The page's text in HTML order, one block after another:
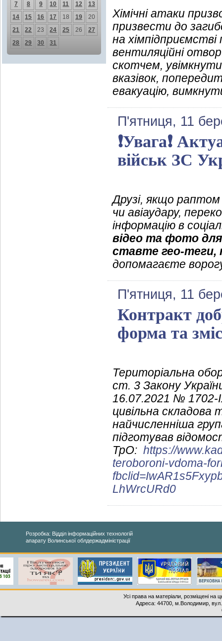
7
8 9 10 11 12
13
14
15 16 17 18 19
20
21
22 23 24 25 26
27
28
29 30 31
Хімічні атаки
призвести до
на
вентиляційні
скотчем,
вказівок,
евакуацію,
П'ятниця, 11
❗️Увага❗️
військ ЗС
Друзі, якщо
чи авіаудару,
інформацію в
відео та фото для
ставте гео-теги,
допомагаєте
П'ятниця, 11
Контракт
форма та
Територіальна
ст. 3 Закону
16.07.2021 № 1702-
цивільна складова
найчисленніша
підготував
ТрО: https://
teroboroni-vdoma-
LhWrcURd0
Розробка: Відділ інформаційних технологій
апарату Волинської облдержадміністрації
Усі права на матеріали, розміщені на
Адреса: 44700, м.Володимир,